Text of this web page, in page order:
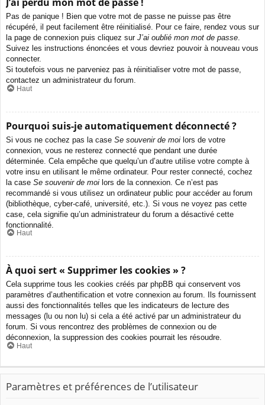
Pas de panique ! Bien que votre mot de passe ne puisse pas être
récupéré, il peut facilement être réinitialisé. Pour ce faire, rendez vous sur
la page de connexion puis cliquez sur J’ai oublié mon mot de passe.
Suivez les instructions énoncées et vous devriez pouvoir à nouveau vous
connecter.
Si toutefois vous ne parveniez pas à réinitialiser votre mot de passe,
contactez un administrateur du forum.
Haut
Pourquoi suis-je automatiquement déconnecté ?
Si vous ne cochez pas la case Se souvenir de moi lors de votre
connexion, vous ne resterez connecté que pendant une durée
déterminée. Cela empêche que quelqu’un d’autre utilise votre compte à
votre insu en utilisant le même ordinateur. Pour rester connecté, cochez
la case Se souvenir de moi lors de la connexion. Ce n’est pas
recommandé si vous utilisez un ordinateur public pour accéder au forum
(bibliothèque, cyber-café, université, etc.). Si vous ne voyez pas cette
case, cela signifie qu’un administrateur du forum a désactivé cette
fonctionnalité.
Haut
À quoi sert « Supprimer les cookies » ?
Cela supprime tous les cookies créés par phpBB qui conservent vos
paramètres d’authentification et votre connexion au forum. Ils fournissent
aussi des fonctionnalités telles que les indicateurs de lecture des
messages (lu ou non lu) si cela a été activé par un administrateur du
forum. Si vous rencontrez des problèmes de connexion ou de
déconnexion, la suppression des cookies pourrait les résoudre.
Haut
Paramètres et préférences de l’utilisateur